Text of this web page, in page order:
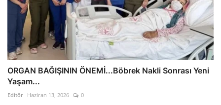
ORGAN BAĞIŞININ ÖNEMİ...Böbrek Nakli Sonrası Yeni
Yaşam...
Editör Haziran 13, 2026 0